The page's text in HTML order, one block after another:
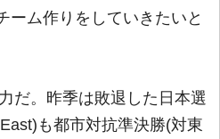
ーム作りをしていきたいと
だ。昨季は敗退した日本選
も都市対抗準決勝(対東